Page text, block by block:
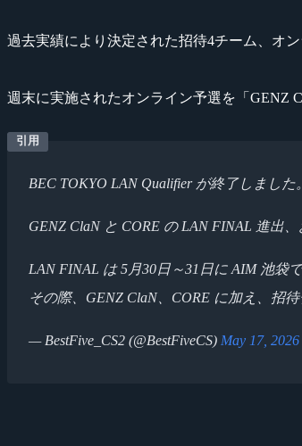
過去実績により決定された招待4チーム、オ
週末に実施されたオンライン予選を「GENZ
BEC TOKYO LAN Qualifier が終了しました。
GENZ ClaN と CORE の LAN FINAL 進出
LAN FINAL は 5月30日～31日に AIM 池袋
その際、GENZ ClaN、CORE に加え、招
— BestFive_CS2 (@BestFiveCS) May 17, 2026